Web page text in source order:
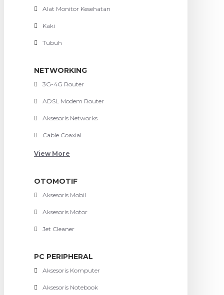
Alat Monitor Kesehatan
Kaki
Tubuh
NETWORKING
3G-4G Router
ADSL Modem Router
Aksesoris Networks
Cable Coaxial
View More
OTOMOTIF
Aksesoris Mobil
Aksesoris Motor
Jet Cleaner
PC PERIPHERAL
Aksesoris Komputer
Aksesoris Notebook